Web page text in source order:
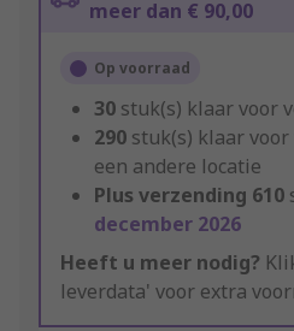
meer dan € 90,00
Op voorraad
30 stuk(s) klaar voor
290 stuk(s) klaar
een andere locatie
Plus verzending 610
december 2026
Heeft u meer nodig?
leverdata' voor extra